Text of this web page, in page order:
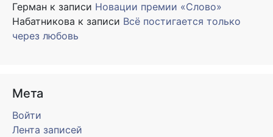
Герман к записи Новации премии «Слово»
Набатникова к записи Всё постигается только
через любовь
Мета
Войти
Лента записей